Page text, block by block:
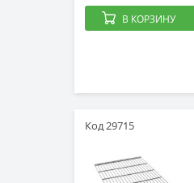
В КОРЗИНУ
Код 29715